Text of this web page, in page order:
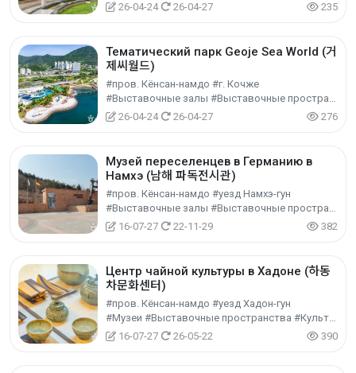
26-04-24
26-04-27 235
Тематический парк Geoje Sea World (거
제씨월드)
#пров. Кёнсан-намдо #г. Кочже
#Выставочные залы #Выставочные пространства #Культурный туризм
26-04-24
26-04-27 276
Музей переселенцев в Германию в
Намхэ (남해 파독전시관)
#пров. Кёнсан-намдо #уезд Намхэ-гун
#Выставочные залы #Выставочные пространства #Культурный туризм
16-07-27
22-11-29 382
Центр чайной культуры в Хадоне (하동
차문화센터)
#пров. Кёнсан-намдо #уезд Хадон-гун
#Музеи #Выставочные пространства #Культурный туризм
16-07-27
26-05-22 390